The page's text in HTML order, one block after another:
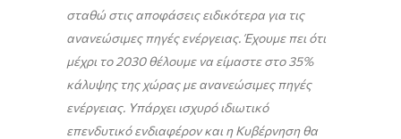
σταθώ στις αποφάσεις ειδικότερα για τις
ανανεώσιμες πηγές ενέργειας. Έχουμε πει ότι
μέχρι το 2030 θέλουμε να είμαστε στο 35%
κάλυψης της χώρας με ανανεώσιμες πηγές
ενέργειας. Υπάρχει ισχυρό ιδιωτικό
επενδυτικό ενδιαφέρον και η Κυβέρνηση θα